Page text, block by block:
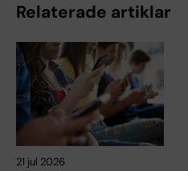
Relaterade artiklar
21 jul 2026